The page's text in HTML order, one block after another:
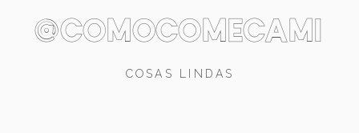
COSAS LINDAS
@comocomecami